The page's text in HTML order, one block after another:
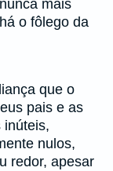
mais
o fôlego da
que o
pais e as
inúteis,
nulos,
redor, apesar